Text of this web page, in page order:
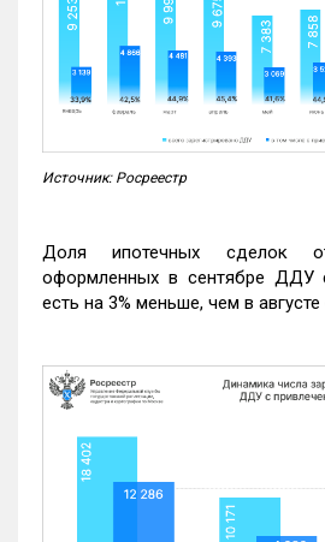
Источник: Росреестр
Доля ипотечных сделок
оформленных в сентябре ДДУ
есть на 3% меньше, чем в августе